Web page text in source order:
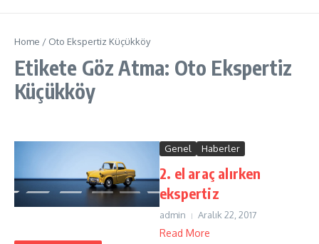
Home / Oto Ekspertiz Küçükköy
Etikete Göz Atma: Oto Ekspertiz
Küçükköy
Genel Haberler
2. el araç alırken
ekspertiz
admin Aralık 22, 2017
Read More